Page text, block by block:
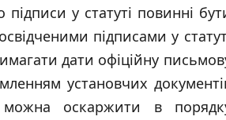
у статуті повинні
підписами у
дати офіційну
установчих
можна оскаржити в